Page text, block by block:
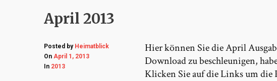
April 2013
Posted by Heimatblick
On April 1, 2013
In 2013
Hier können Sie die April
Download zu beschleunigen,
Klicken Sie auf die Links um die